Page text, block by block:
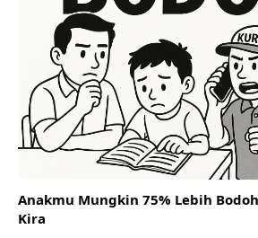
Anakmu Mungkin 75% Lebih
Kira